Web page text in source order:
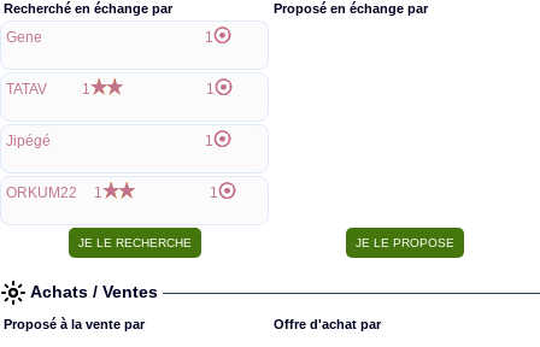
Recherché en échange par
Gene 1
TATAV 1 1
Jipégé 1
ORKUM22 1 1
Proposé en échange par
Achats / Ventes
Proposé à la vente par Offre d'achat par